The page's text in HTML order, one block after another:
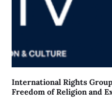
International Rights
Freedom of Religion and